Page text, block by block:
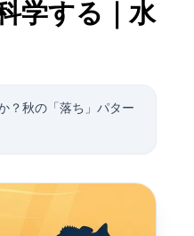
学する｜水
？秋の「落ち」パター